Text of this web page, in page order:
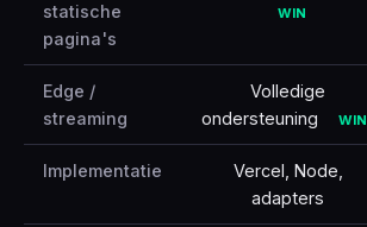
statische
pagina's
WIN
Edge /
streaming
Volledige
ondersteuning
WIN
Implementatie
Vercel, Node,
adapters